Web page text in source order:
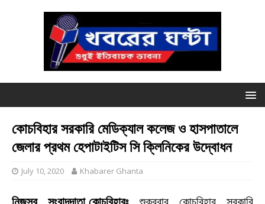
কোচবিহার সরকারি মেডিক্যাল কলেজ ও হাসপাতালে
জেলার প্রথম হেপাটাইটিস সি ক্লিনিকের উদ্বোধন
July 10, 2020 Khabarer Ghanta